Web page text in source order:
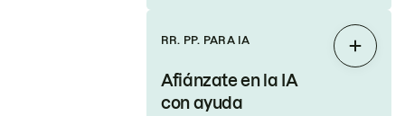
RR. PP. PARA IA
Afiánzate en la IA
con ayuda